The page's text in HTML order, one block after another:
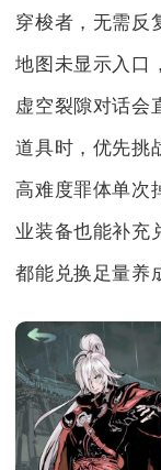
穿梭者，无需反
地图未显示入口
虚空裂隙对话会
道具时，优先挑
高难度罪体单次
业装备也能补充
都能兑换足量养